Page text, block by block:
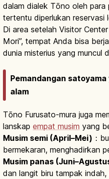
dalam dialek Tōno oleh para
tertentu diperlukan reservasi
Di area setelah Visitor
Mori”, tempat Anda bisa
dunia misterius yang muncul
Pemandangan
alam
Tōno Furusato-mura juga
lanskap empat musim yang
Musim semi (April–Mei) ：
bermekaran, menghadirkan
Musim panas
dan langit biru tampak